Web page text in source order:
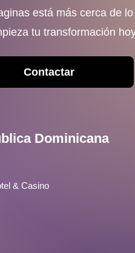
está más cerca de
tu transformación
Contactar
Dominicana
& Casino